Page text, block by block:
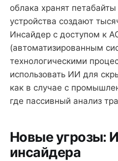
облака хранят
устройства создают
Инсайдер с доступом к
(автоматизированным
технологическими
использовать ИИ для
как в случае с
где пассивный анализ
Новые угрозы:
инсайдера